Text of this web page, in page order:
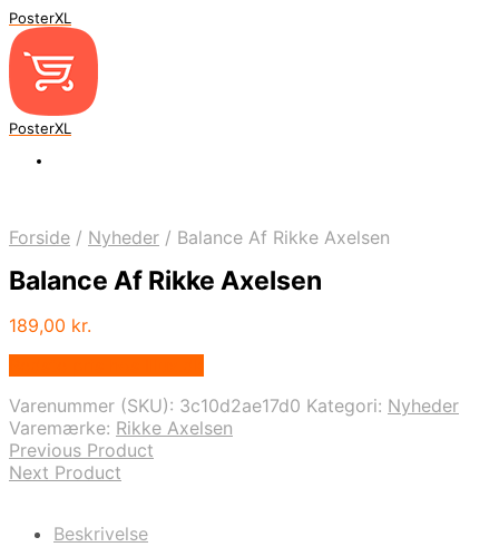
PosterXL
PosterXL
Forside / Nyheder / Balance Af Rikke Axelsen
Balance Af Rikke Axelsen
189,00 kr.
Varenummer (SKU): 3c10d2ae17d0 Kategori: Nyheder
Varemærke: Rikke Axelsen
Previous Product
Next Product
Beskrivelse